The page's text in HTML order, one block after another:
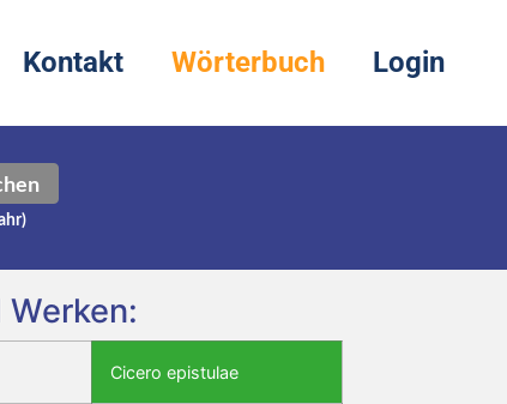
Kontakt Wörterbuch Login
Cicero epistulae